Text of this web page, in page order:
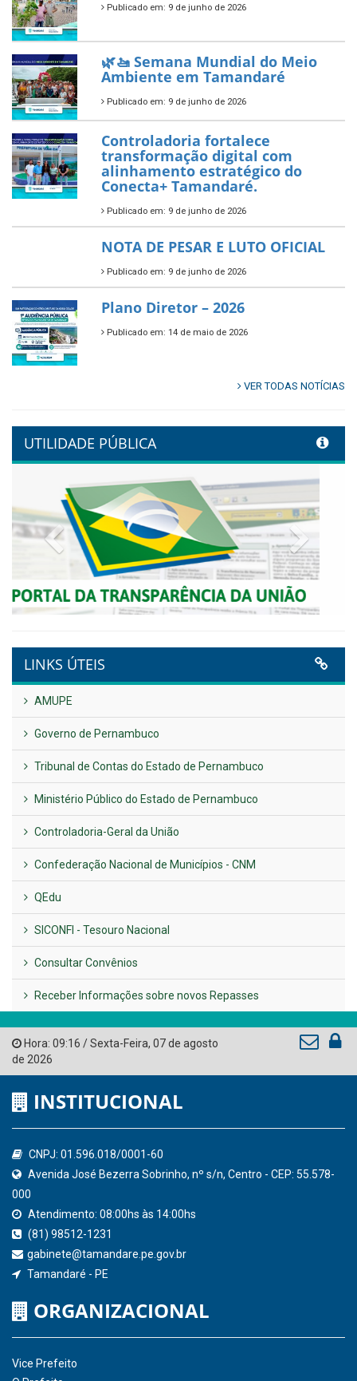
Publicado em: 10 de junho de 2026
novos investimentos para
fortalecer a saúde pública do
município.
Publicado em: 10 de junho de 2026
Prefeitura de Tamandaré abre
inscrições para o Festival
Multicultural PNAB 2026
Publicado em: 9 de junho de 2026
🌳🌱 Projeto Arborização Urbana!
Publicado em: 9 de junho de 2026
🌿🚤 Semana Mundial do Meio
Ambiente em Tamandaré
alinhamento estratégico do
Conecta+ Tamandaré.
NOTA DE PESAR E LUTO OFICIAL
Publicado em: 9 de junho de 2026
Plano Diretor – 2026
Publicado em: 14 de maio de 2026
VER TODAS NOTÍCIAS
UTILIDADE PÚBLICA
Previous
LINKS ÚTEIS
AMUPE
Governo de Pernambuco
Tribunal de Contas do Estado de Pernambuco
Ministério Público do Estado de Pernambuco
Controladoria-Geral da União
Confederação Nacional de Municípios - CNM
QEdu
Consultar Convênios
Receber Informações sobre novos Repasses
Hora:09:16/ Sexta-Feira,07 de agosto
de 2026
INSTITUCIONAL